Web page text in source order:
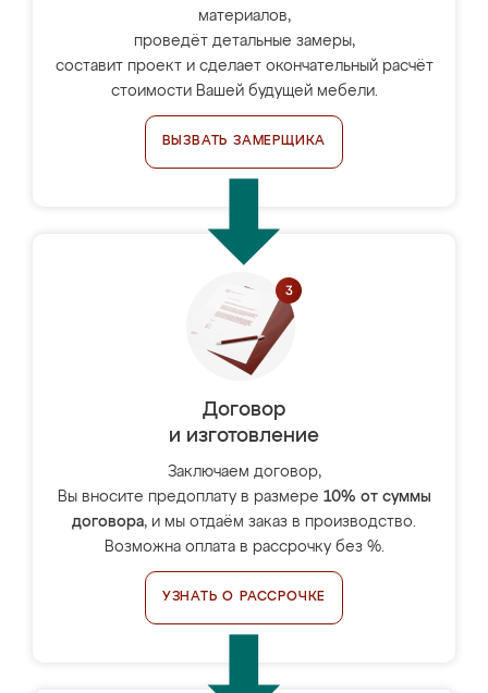
материалов,
проведёт детальные замеры,
составит проект и сделает окончательный расчёт
стоимости Вашей будущей мебели.
ВЫЗВАТЬ ЗАМЕРЩИКА
Договор
и изготовление
Заключаем договор,
Вы вносите предоплату в размере 10% от суммы
договора, и мы отдаём заказ в производство.
Возможна оплата в рассрочку без %.
УЗНАТЬ О РАССРОЧКЕ